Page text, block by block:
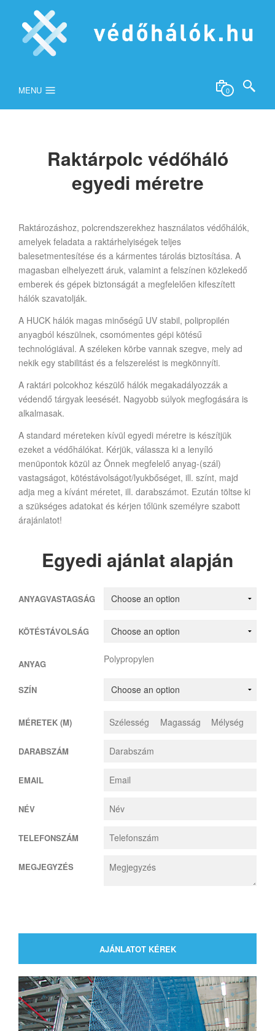
MENU 0
Raktárpolc védőháló
egyedi méretre
Raktározáshoz, polcrendszerekhez használatos védőhálók,
amelyek feladata a raktárhelyiségek teljes
balesetmentesítése és a kármentes tárolás biztosítása. A
magasban elhelyezett áruk, valamint a felszínen közlekedő
emberek és gépek biztonságát a megfelelően kifeszített
hálók szavatolják.
A HUCK hálók magas minőségű UV stabil, polipropilén
anyagból készülnek, csomómentes gépi kötésű
technológiával. A széleken körbe vannak szegve, mely ad
nekik egy stabilitást és a felszerelést is megkönnyíti.
A raktári polcokhoz készülő hálók megakadályozzák a
védendő tárgyak leesését. Nagyobb súlyok megfogására is
alkalmasak.
A standard méreteken kívül egyedi méretre is készítjük
ezeket a védőhálókat. Kérjük, válassza ki a lenyíló
menüpontok közül az Önnek megfelelő anyag-(szál)
vastagságot, kötéstávolságot/lyukbőséget, ill. színt, majd
adja meg a kívánt méretet, ill. darabszámot. Ezután töltse ki
a szükséges adatokat és kérjen tőlünk személyre szabott
árajánlatot!
Egyedi ajánlat alapján
ANYAGVASTAGSÁG
KÖTÉSTÁVOLSÁG
ANYAG Polypropylen
SZÍN
MÉRETEK (M)
DARABSZÁM
EMAIL
NÉV
TELEFONSZÁM
MEGJEGYZÉS
AJÁNLATOT KÉREK